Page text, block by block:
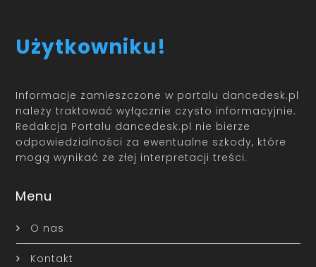
Użytkowniku!
Informacje zamieszczone w portalu dancedesk.pl
należy traktować wyłącznie czysto informacyjnie.
Redakcja Portalu dancedesk.pl nie bierze
odpowiedzialności za ewentualne szkody, które
mogą wynikać ze złej interpretacji treści.
Menu
O nas
Kontakt